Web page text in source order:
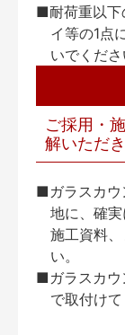
■耐荷重以下
イ等の1点
いでくださ
ご採用・
解いただ
■ガラスカウ
地に、確
施工資料
い。
■ガラスカウ
で取付け